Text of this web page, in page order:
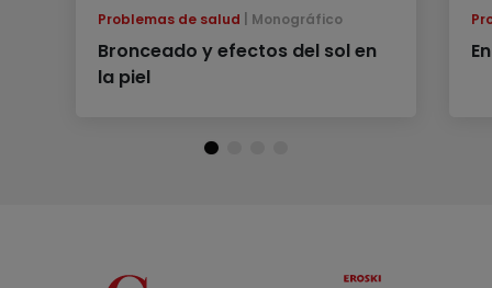
Problemas de salud Monográfico
Bronceado y efectos del sol en
la piel